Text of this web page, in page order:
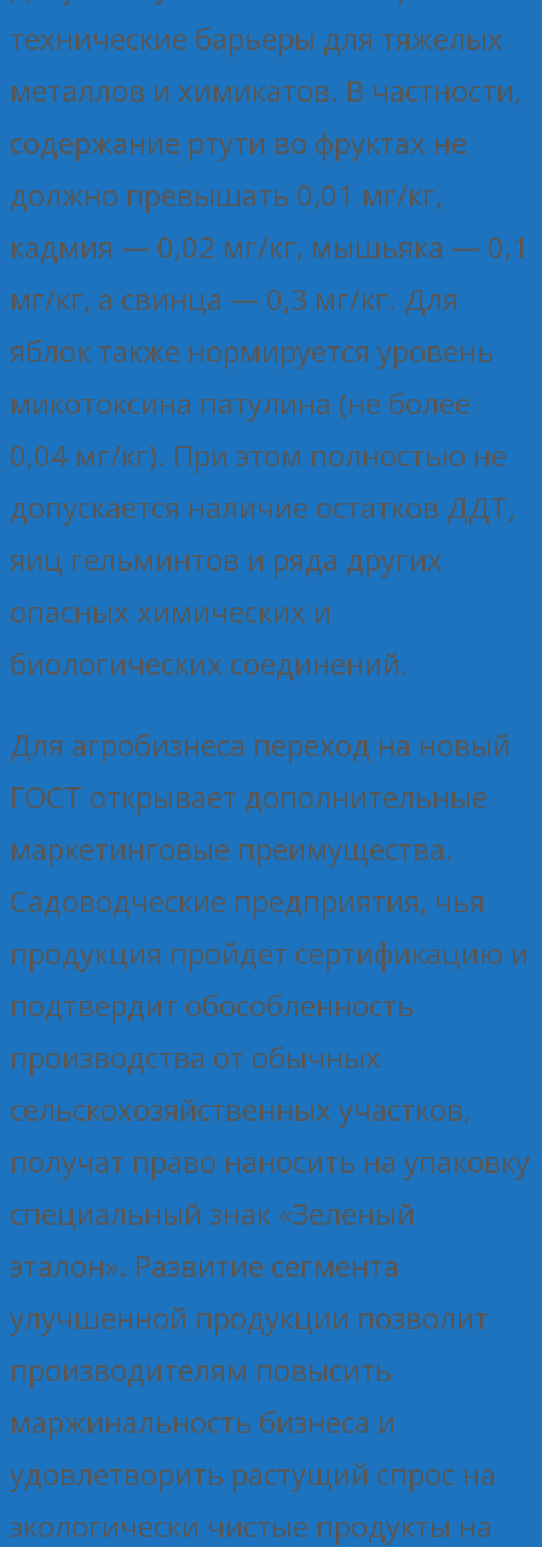
технические барьеры для тяжелых
металлов и химикатов. В частности,
содержание ртути во фруктах не
должно превышать 0,01 мг/кг,
кадмия — 0,02 мг/кг, мышьяка — 0,1
мг/кг, а свинца — 0,3 мг/кг. Для
яблок также нормируется уровень
микотоксина патулина (не более
0,04 мг/кг). При этом полностью не
допускается наличие остатков ДДТ,
яиц гельминтов и ряда других
опасных химических и
биологических соединений.
Для агробизнеса переход на новый
ГОСТ открывает дополнительные
маркетинговые преимущества.
Садоводческие предприятия, чья
продукция пройдет сертификацию и
подтвердит обособленность
производства от обычных
сельскохозяйственных участков,
получат право наносить на упаковку
специальный знак «Зеленый
эталон». Развитие сегмента
улучшенной продукции позволит
производителям повысить
маржинальность бизнеса и
удовлетворить растущий спрос на
экологически чистые продукты на